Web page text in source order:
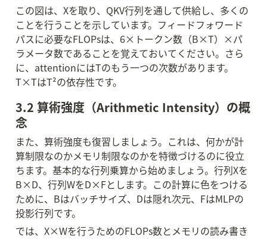
この図は、Xを取り、QKV行列を通して供給し、多くの
ことを行うことを示しています。フィードフォワード
パスに必要なFLOPsは、6×トークン数（B×T）×パ
ラメータ数であることを覚えておいてください。さら
に、attentionにはTのもう一つの次数があります。
T×TはT²の依存性です。
3.2 算術強度（Arithmetic Intensity）の概
念
また、算術強度も復習しましょう。これは、何かが計
算制限なのかメモリ制限なのかを特徴づけるのに役立
ちます。基本的な行列乗算から始めましょう。行列Xを
B×D、行列WをD×Fとします。この計算に色をつける
ために、Bはバッチサイズ、Dは隠れ次元、FはMLPの
投影行列です。
では、X×Wを行うためのFLOPs数とメモリの読み書き